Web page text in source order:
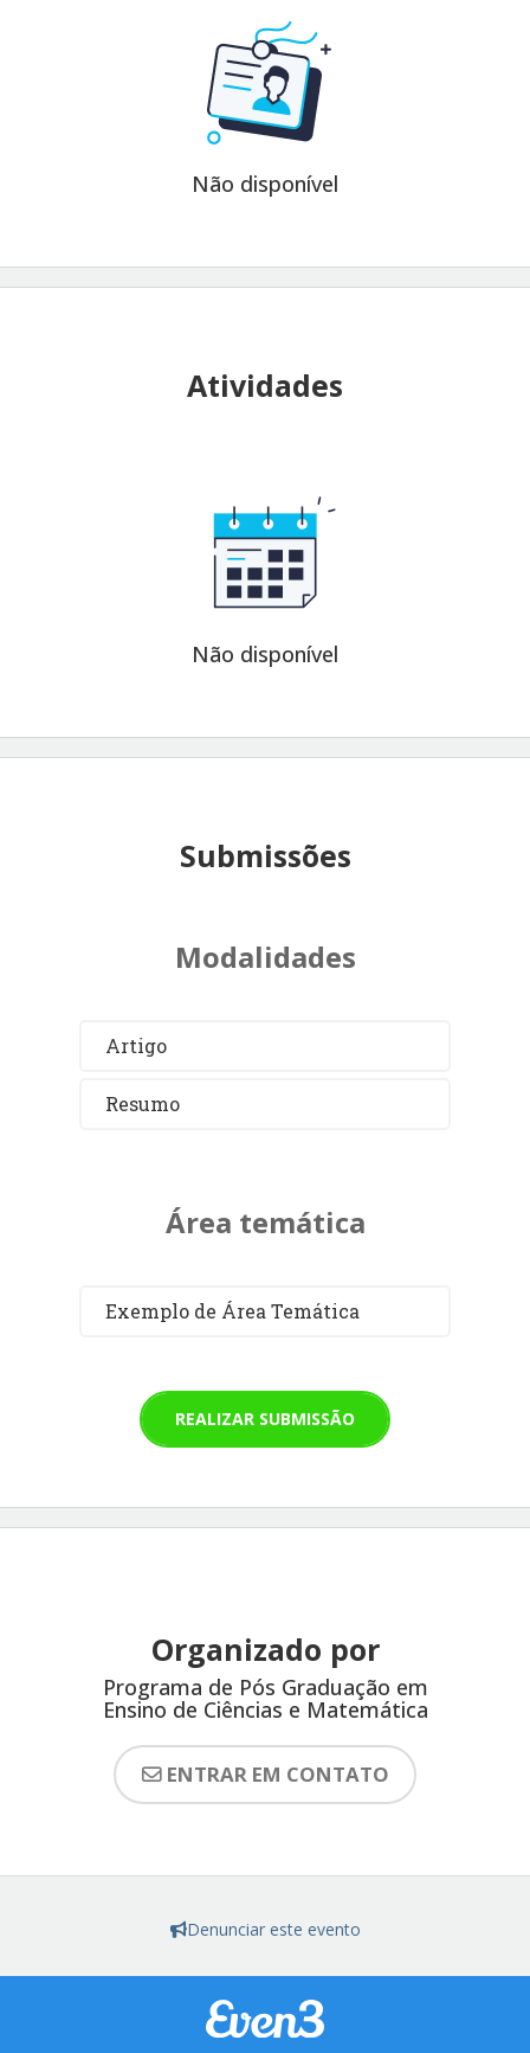
Não disponível
Atividades
Não disponível
Submissões
Modalidades
Artigo
Resumo
Área temática
Exemplo de Área Temática
REALIZAR SUBMISSÃO
Organizado por
Programa de Pós Graduação em
Ensino de Ciências e Matemática
ENTRAR EM CONTATO
Denunciar este evento